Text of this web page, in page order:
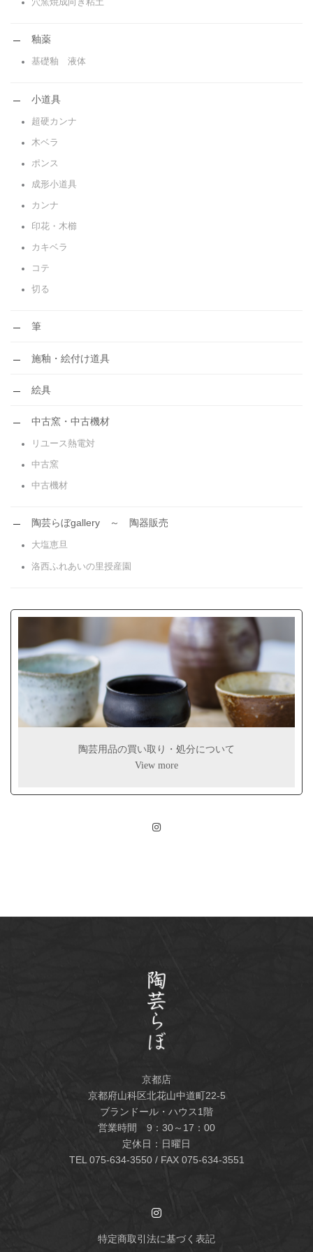
穴窯焼成向き粘土
釉薬
基礎釉 液体
小道具
超硬カンナ
木ベラ
ポンス
成形小道具
カンナ
印花・木櫛
カキベラ
コテ
切る
筆
施釉・絵付け道具
絵具
中古窯・中古機材
リユース熱電対
中古窯
中古機材
陶芸らぼgallery ～ 陶器販売
大塩恵旦
洛西ふれあいの里授産園
陶芸用品の買い取り・処分について
View more
京都店
京都府山科区北花山中道町22-5
ブランドール・ハウス1階
営業時間 9：30～17：00
定休日：日曜日
TEL 075-634-3550/ FAX 075-634-3551
特定商取引法に基づく表記